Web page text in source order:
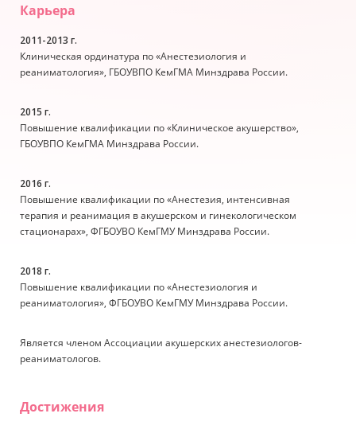
Карьера
2011-2013 г.
Клиническая ординатура по «Анестезиология и
реаниматология», ГБОУВПО КемГМА Минздрава России.
2015 г.
Повышение квалификации по «Клиническое акушерство»,
ГБОУВПО КемГМА Минздрава России.
2016 г.
Повышение квалификации по «Анестезия, интенсивная
терапия и реанимация в акушерском и гинекологическом
стационарах», ФГБОУВО КемГМУ Минздрава России.
2018 г.
Повышение квалификации по «Анестезиология и
реаниматология», ФГБОУВО КемГМУ Минздрава России.
Является членом Ассоциации акушерских анестезиологов-
реаниматологов.
Достижения